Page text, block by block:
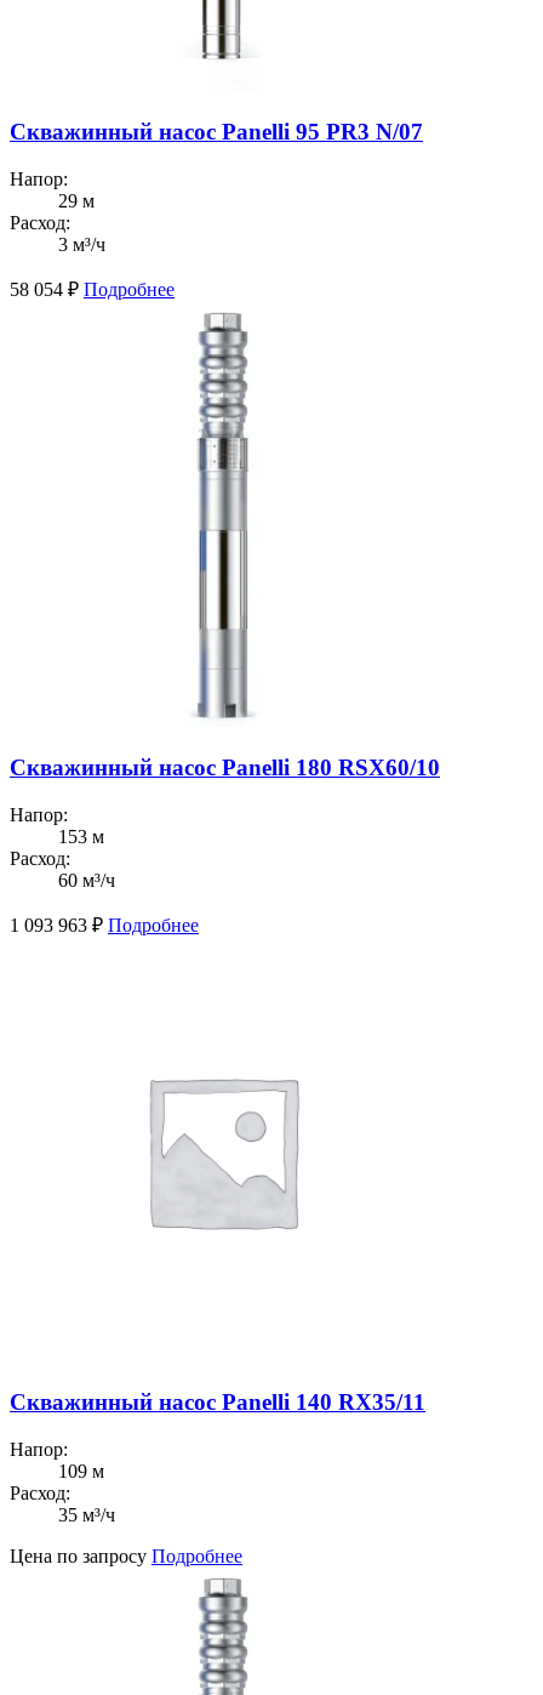
Скважинный насос Panelli 95 PR3 N/07
Напор:
29 м
Расход:
3 м³/ч
58 054 ₽ Подробнее
Скважинный насос Panelli 180 RSX60/10
Напор:
153 м
Расход:
60 м³/ч
1 093 963 ₽ Подробнее
Скважинный насос Panelli 140 RX35/11
Напор:
109 м
Расход:
35 м³/ч
Цена по запросу Подробнее